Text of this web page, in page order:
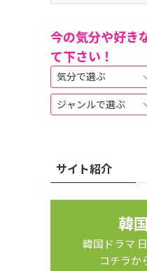
記
事
は
こ
ち
ら
今の気分や好き
て下さい！
サイト紹介
韓
韓国ドラマ
コチラか